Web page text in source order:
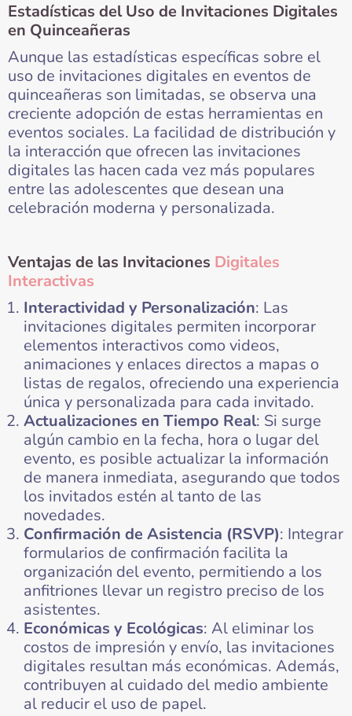
Estadísticas del Uso de Invitaciones Digitales
en Quinceañeras
Aunque las estadísticas específicas sobre el
uso de invitaciones digitales en eventos de
quinceañeras son limitadas, se observa una
creciente adopción de estas herramientas en
eventos sociales. La facilidad de distribución y
la interacción que ofrecen las invitaciones
digitales las hacen cada vez más populares
entre las adolescentes que desean una
celebración moderna y personalizada.
Ventajas de las Invitaciones Digitales
Interactivas
Interactividad y Personalización: Las
invitaciones digitales permiten incorporar
elementos interactivos como videos,
animaciones y enlaces directos a mapas o
listas de regalos, ofreciendo una experiencia
única y personalizada para cada invitado.
Actualizaciones en Tiempo Real: Si surge
algún cambio en la fecha, hora o lugar del
evento, es posible actualizar la información
de manera inmediata, asegurando que todos
los invitados estén al tanto de las
novedades.
Confirmación de Asistencia (RSVP): Integrar
formularios de confirmación facilita la
organización del evento, permitiendo a los
anfitriones llevar un registro preciso de los
asistentes.
Económicas y Ecológicas: Al eliminar los
costos de impresión y envío, las invitaciones
digitales resultan más económicas. Además,
contribuyen al cuidado del medio ambiente
al reducir el uso de papel.